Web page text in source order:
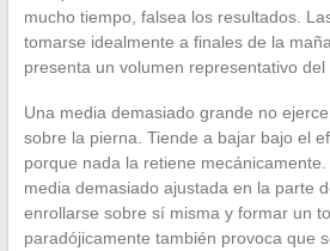
mucho tiempo, falsea los resultados.
tomarse idealmente a finales de la
presenta un volumen representativo del
Una media demasiado grande no
sobre la pierna. Tiende a bajar bajo el
porque nada la retiene
media demasiado ajustada en la parte
enrollarse sobre sí misma y formar un
paradójicamente también provoca que